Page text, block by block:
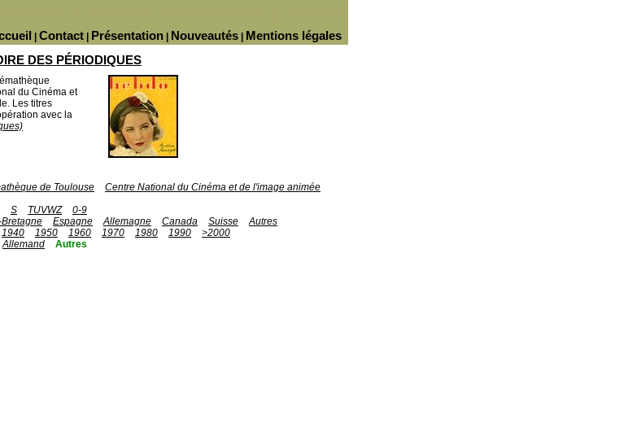
Mentions légales
Nouveautés
Présentation
Contact
DES PÉRIODIQUES
du Cinéma et
Les titres
avec la
de Toulouse
Centre National du Cinéma et de l'image animée
S TUVWZ
0-9
Espagne Allemagne Canada Suisse
Autres
1940 1950 1960 1970 1980 1990
>2000
Allemand
Autres